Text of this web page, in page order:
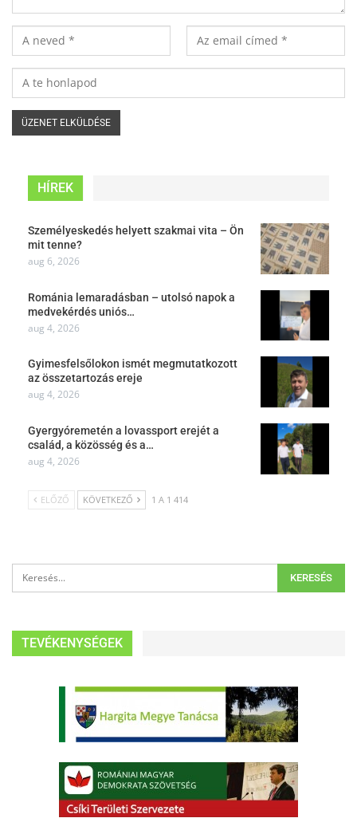
HÍREK
Személyeskedés helyett szakmai vita – Ön
mit tenne?
aug 6, 2026
Románia lemaradásban – utolsó napok a
medvekérdés uniós…
aug 4, 2026
Gyimesfelsőlokon ismét megmutatkozott
az összetartozás ereje
aug 4, 2026
Gyergyóremetén a lovassport erejét a
család, a közösség és a…
aug 4, 2026
ELŐZŐ KÖVETKEZŐ 1 A 1 414
TEVÉKENYSÉGEK